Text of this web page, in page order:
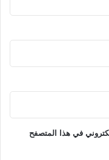
في هذا المتصفح